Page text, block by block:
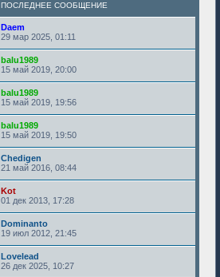
ПОСЛЕДНЕЕ СООБЩЕНИЕ
Daem
29 мар 2025, 01:11
balu1989
15 май 2019, 20:00
balu1989
15 май 2019, 19:56
balu1989
15 май 2019, 19:50
Chedigen
21 май 2016, 08:44
Kot
01 дек 2013, 17:28
Dominanto
19 июл 2012, 21:45
Lovelead
26 дек 2025, 10:27